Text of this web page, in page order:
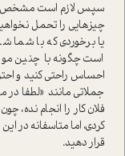
سپس لازم است مشخص
چیزهایی را تحمل
یا برخوردی که با شما
است چگونه با چنین
احساس راحتی کنید و
جملاتی مانند «لطفا
فلان کار را انجام
کردی، اما متاسفانه در
قرار دهید.